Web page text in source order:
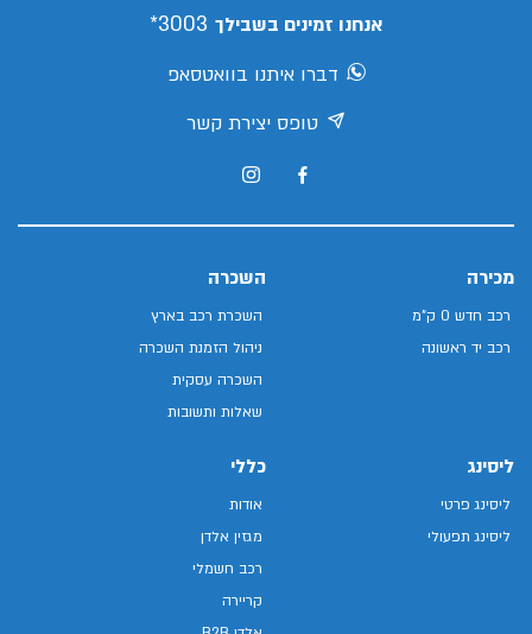
אנחנו זמינים בשבילך 3003*
דברו איתנו בוואטסאפ
טופס יצירת קשר
מכירה
רכב חדש 0 ק"מ
רכב יד ראשונה
השכרה
השכרת רכב בארץ
ניהול הזמנת השכרה
השכרה עסקית
שאלות ותשובות
ליסינג
ליסינג פרטי
ליסינג תפעולי
כללי
אודות
מגזין אלדן
רכב חשמלי
קריירה